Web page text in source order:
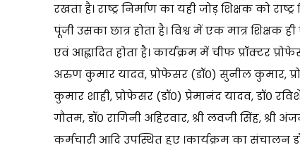
रखता है। राष्ट्र निर्माण का यही जोड़ शिक्षक को
पूंजी उसका छात्र होता है। विश्व में एक मात्र
एवं आह्लादित होता है। कार्यक्रम में चीफ प्रॉक्टर
अरुण कुमार यादव, प्रोफेसर (डॉ०) सुनील कुमार,
कुमार शाही, प्रोफेसर (डॉ०) प्रेमानंद यादव, डॉ०
गौतम, डॉ० रागिनी अहिरवार, श्री लवजी सिंह,
कर्मचारी आदि उपस्थित हुए ।कार्यक्रम का संचालन